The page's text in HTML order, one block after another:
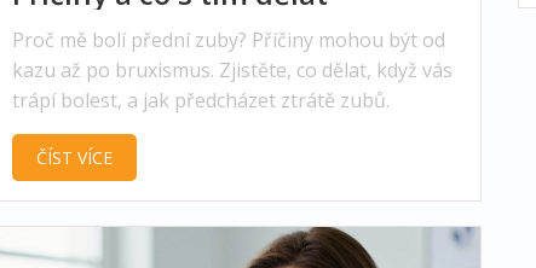
Proč mě bolí přední zuby? Příčiny mohou být od
kazu až po bruxismus. Zjistěte, co dělat, když vás
trápí bolest, a jak předcházet ztrátě zubů.
ČÍST VÍCE